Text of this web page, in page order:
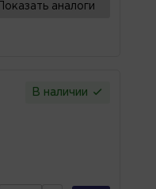
Показать аналоги
В наличии